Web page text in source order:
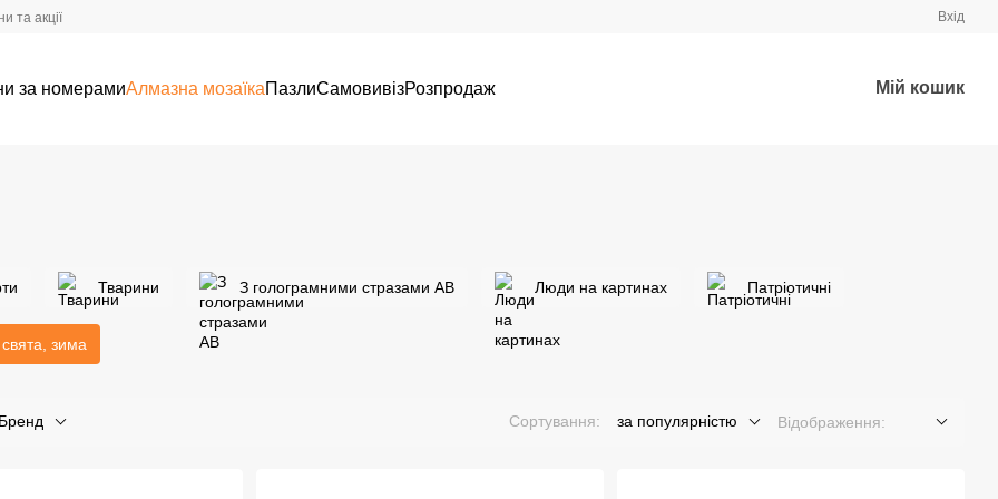
та акції Вхід
за номерамиАлмазна мозаїкаПазлиСамовивізРозпродаж Мій кошик
Тварини З голограмними стразами AB Люди на картинах Патріотичні
свята, зима
Бренд Сортування: за популярністю Відображення: